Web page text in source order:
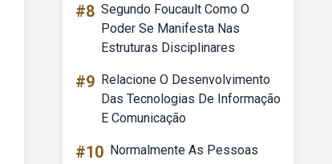
#8 Segundo Foucault Como O
Poder Se Manifesta Nas
Estruturas Disciplinares
#9 Relacione O Desenvolvimento
Das Tecnologias De Informação
E Comunicação
#10 Normalmente As Pessoas